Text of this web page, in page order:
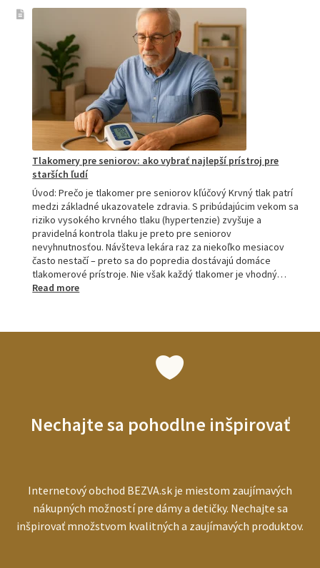
tlakomer
porovnanie:
M2,
M3,
M6
a
M7
Tlakomery pre seniorov: ako vybrať najlepší prístroj pre
starších ľudí
Úvod: Prečo je tlakomer pre seniorov kľúčový Krvný tlak patrí
medzi základné ukazovatele zdravia. S pribúdajúcim vekom sa
riziko vysokého krvného tlaku (hypertenzie) zvyšuje a
pravidelná kontrola tlaku je preto pre seniorov
nevyhnutnosťou. Návšteva lekára raz za niekoľko mesiacov
často nestačí – preto sa do popredia dostávajú domáce
tlakomerové prístroje. Nie však každý tlakomer je vhodný…
Read more:
ľudí
Nechajte sa pohodlne inšpirovať
Internetový obchod BEZVA.sk je miestom zaujímavých
nákupných možností pre dámy a detičky. Nechajte sa
inšpirovať množstvom kvalitných a zaujímavých produktov.